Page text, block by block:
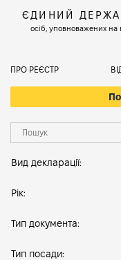
ЄДИНИЙ
осіб, уповноважених
ПРО РЕЄСТР
Вид декларації:
Рік:
Тип документа:
Тип посади: